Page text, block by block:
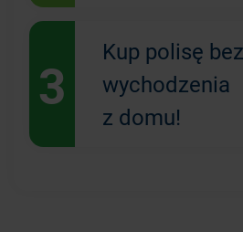
3
Kup polisę bez
wychodzenia
z domu!